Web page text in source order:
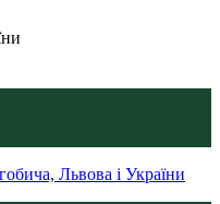
Львова і України